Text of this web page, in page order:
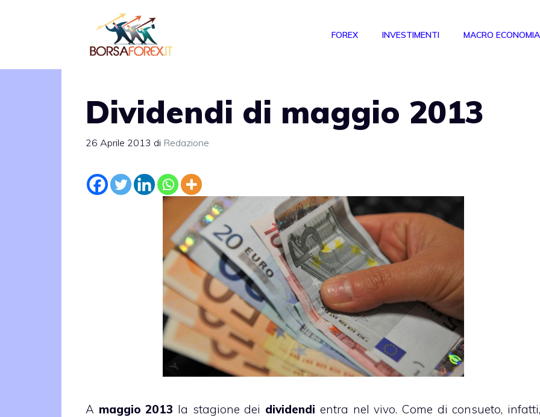
FOREX INVESTIMENTI MACRO ECONOMIA
Dividendi di maggio 2013
26 Aprile 2013 di Redazione
A maggio 2013 la stagione dei dividendi entra nel vivo. Come di consueto, infatti,